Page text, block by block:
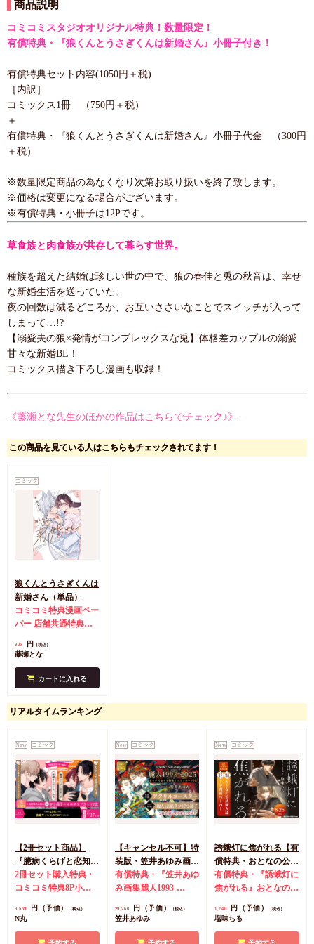
商品説明
コミコミスタジオオリジナル特典！数量限定！
有償特典・『狼くんとうさぎくんは新婚さん』小冊子付き！
有償特典セット内容(1050円＋税)
［内訳］
コミックス1冊 （750円＋税）
＋
有償特典・『狼くんとうさぎくんは新婚さん』小冊子代金 （300円
＋税）
※数量限定商品の為なくなり次第お取り扱いを終了致します。
※価格は変更になる場合がございます。
※有償特典・小冊子は12Pです。
草食族と肉食族が共存して暮らす世界。
種族を超えた結婚は珍しい世の中で、狼の春佳と兎の秋音は、幸せ
な新婚生活を送っていた。
夜の回数は減るどころか、お互いささいなことでスイッチが入って
しまって…!?
【溺愛夫の狼×発情がコンプレックスな兎】体格差カップルの溺愛
甘々な新婚BL！
コミックス描き下ろし漫画も収録！
《藤瀬とな先生のほかの作品はこちらでチェック♪》
この商品を見ている人はこちらもチェックされてます！
コミック
狼くんとうさぎくんは
新婚さん（単品）
コミコミ特典漫画ペー
パー 店舗共通特典ペ
825 円 （税込）
藤瀬とな
カートに入れる
リアルタイムランキング
New コミック
【2冊セット商品】
『臆病くらげと恋知ら
ず【有償】+柴崎さん
のケモノみち【有
約キャンペーン(抽■
2冊セット購入特典・
コミコミ特典8P小冊
2枚
有償特典・『臆病
となの公式同人誌
3,559 円（予価） （税込）
N丸
New コミック
【キャンセル不可】特
装版・笠井あゆみ画集
麗人1993-2025 ボッ
クスセット特製イラス
典・アクリルコースタ
有償特典・『笠井あゆ
み画集麗人1993-
特製イラストカード
コミコミ特典「麗
29,260 円（予価） （税込）
笠井あゆみ
New コミック
誘蛾灯に焦がれる【有
償特典・おとなの公式
同人誌】
有償特典・『誘蛾灯に
焦がれる』おとなの公
典漫画ペーパー
1,540 円（予価） （税込）
塩味ちる